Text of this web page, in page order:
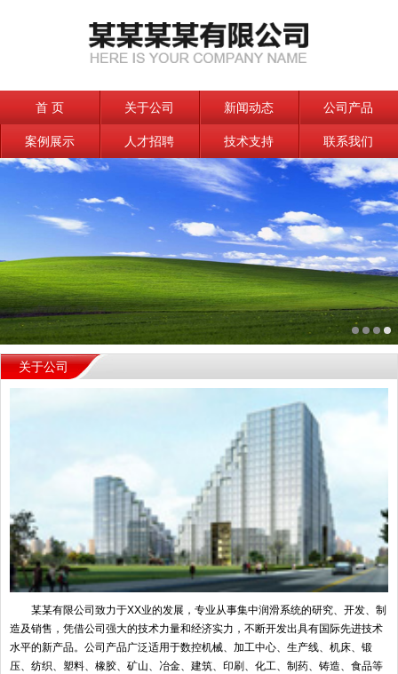
首 页 关于公司 新闻动态 公司产品
案例展示 人才招聘 技术支持 联系我们
关于公司
某某有限公司致力于XX业的发展，专业从事集中润滑系统的研究、开发、制
造及销售，凭借公司强大的技术力量和经济实力，不断开发出具有国际先进技术
水平的新产品。公司产品广泛适用于数控机械、加工中心、生产线、机床、锻
压、纺织、塑料、橡胶、矿山、冶金、建筑、印刷、化工、制药、铸造、食品等